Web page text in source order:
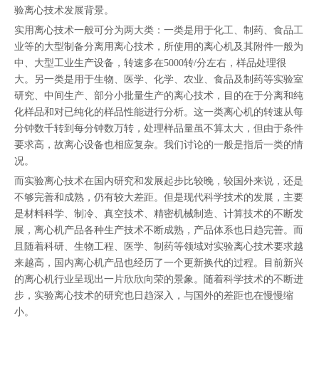
验离心技术发展背景。
实用离心技术一般可分为两大类：一类是用于化工、制药、食品工
业等的大型制备分离用离心技术，所使用的离心机及其附件一般为
中、大型工业生产设备，转速多在5000转/分左右，样品处理很
大。另一类是用于生物、医学、化学、农业、食品及制药等实验室
研究、中间生产、部分小批量生产的离心技术，目的在于分离和纯
化样品和对已纯化的样品性能进行分析。这一类离心机的转速从每
分钟数千转到每分钟数万转，处理样品量虽不算太大，但由于条件
要求高，故离心设备也相应复杂。我们讨论的一般是指后一类的情
况。
而实验离心技术在国内研究和发展起步比较晚，较国外来说，还是
不够完善和成熟，仍有较大差距。但是现代科学技术的发展，主要
是材料科学、制冷、真空技术、精密机械制造、计算技术的不断发
展，离心机产品各种生产技术不断成熟，产品体系也日趋完善。而
且随着科研、生物工程、医学、制药等领域对实验离心技术要求越
来越高，国内离心机产品也经历了一个更新换代的过程。目前新兴
的离心机行业呈现出一片欣欣向荣的景象。随着科学技术的不断进
步，实验离心技术的研究也日趋深入，与国外的差距也在慢慢缩
小。